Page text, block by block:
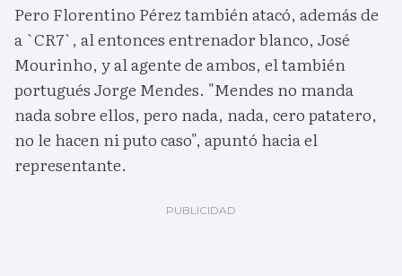
Pero Florentino Pérez también atacó, además de
a `CR7`, al entonces entrenador blanco, José
Mourinho, y al agente de ambos, el también
portugués Jorge Mendes. "Mendes no manda
nada sobre ellos, pero nada, nada, cero patatero,
no le hacen ni puto caso", apuntó hacia el
representante.